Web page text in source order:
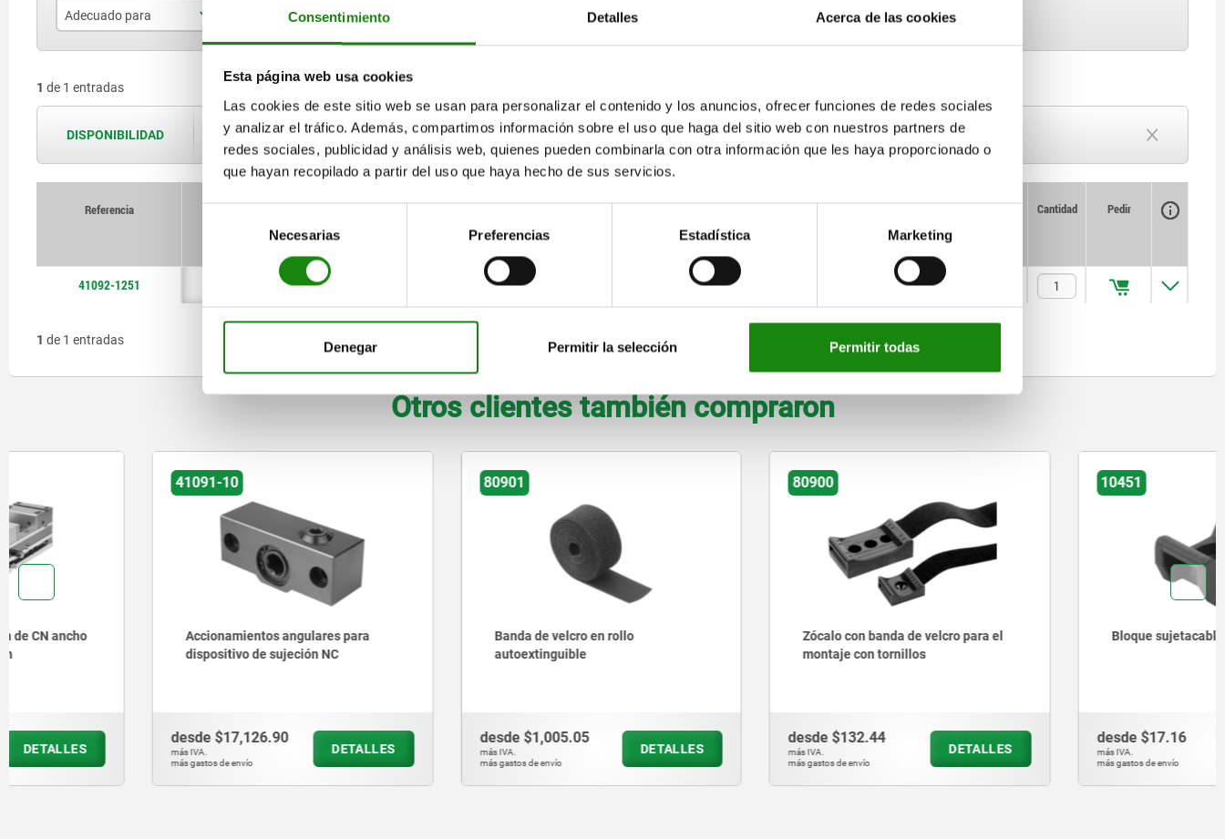
Consentimiento Detalles Acerca de las cookies
Esta página web usa cookies
Las cookies de este sitio web se usan para personalizar el contenido y los anuncios, ofrecer funciones de redes sociales
y analizar el tráfico. Además, compartimos información sobre el uso que haga del sitio web con nuestros partners de
redes sociales, publicidad y análisis web, quienes pueden combinarla con otra información que les haya proporcionado o
que hayan recopilado a partir del uso que haya hecho de sus servicios.
consentimiento
Necesarias Preferencias Estadística Marketing
Denegar Permitir la selección Permitir todas
Adecuado para
dispositivo de sujeción de NC 125
1 de 1 entradas
DISPONIBILIDAD Las disponibilidades se actualizan varias veces al día a intervalos regulares.
15-17 días
Plazo de entrega a petición
17+ días
Actualmente agotado
Referencia
Adecuado para
CAD
Disponibilidad
Cantidad Pedir
41092-1251 dispositivo de sujeción de NC 125
1 de 1 entradas AMPLIAR TABLA
Otros clientes también compraron
Accionamientos angulares para
dispositivo de sujeción NC
$17,126.90
más IVA.
más gastos de envío
DETALLES
Banda de velcro en rollo
$1,005.05
más IVA.
más gastos de envío
DETALLES
Zócalo con banda de velcro para el
$132.44
más IVA.
más gastos de envío
DETALLES
Bloque sujetacables
$17.16
más IVA.
más gastos de envío
DETALLES